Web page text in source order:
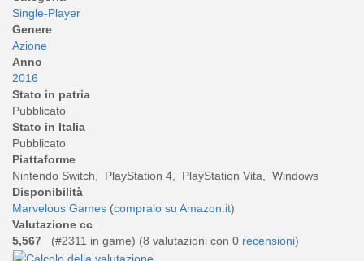
Single-Player
Genere
Azione
Anno
2016
Stato in patria
Pubblicato
Stato in Italia
Pubblicato
Piattaforme
Nintendo Switch, PlayStation 4, PlayStation Vita, Windows
Disponibilità
Marvelous Games (compralo su Amazon.it)
Valutazione cc
5,567
(#2311 in game) (8 valutazioni con 0 recensioni)